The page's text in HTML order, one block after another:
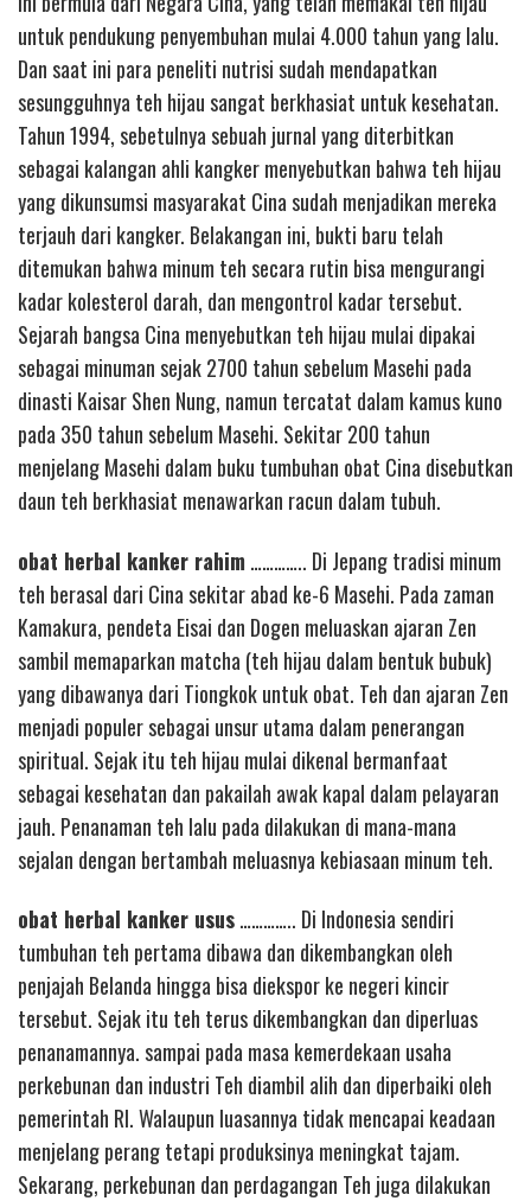
untuk pendukung penyembuhan mulai 4.000 tahun yang lalu.
Dan saat ini para peneliti nutrisi sudah mendapatkan
sesungguhnya teh hijau sangat berkhasiat untuk kesehatan.
Tahun 1994, sebetulnya sebuah jurnal yang diterbitkan
sebagai kalangan ahli kangker menyebutkan bahwa teh hijau
yang dikunsumsi masyarakat Cina sudah menjadikan mereka
terjauh dari kangker. Belakangan ini, bukti baru telah
ditemukan bahwa minum teh secara rutin bisa mengurangi
kadar kolesterol darah, dan mengontrol kadar tersebut.
Sejarah bangsa Cina menyebutkan teh hijau mulai dipakai
sebagai minuman sejak 2700 tahun sebelum Masehi pada
dinasti Kaisar Shen Nung, namun tercatat dalam kamus kuno
pada 350 tahun sebelum Masehi. Sekitar 200 tahun
menjelang Masehi dalam buku tumbuhan obat Cina disebutkan
daun teh berkhasiat menawarkan racun dalam tubuh.
obat herbal kanker rahim ………….. Di Jepang tradisi minum
teh berasal dari Cina sekitar abad ke-6 Masehi. Pada zaman
Kamakura, pendeta Eisai dan Dogen meluaskan ajaran Zen
sambil memaparkan matcha (teh hijau dalam bentuk bubuk)
yang dibawanya dari Tiongkok untuk obat. Teh dan ajaran Zen
menjadi populer sebagai unsur utama dalam penerangan
spiritual. Sejak itu teh hijau mulai dikenal bermanfaat
sebagai kesehatan dan pakailah awak kapal dalam pelayaran
jauh. Penanaman teh lalu pada dilakukan di mana-mana
sejalan dengan bertambah meluasnya kebiasaan minum teh.
obat herbal kanker usus………….. Di Indonesia sendiri
tumbuhan teh pertama dibawa dan dikembangkan oleh
penjajah Belanda hingga bisa diekspor ke negeri kincir
tersebut. Sejak itu teh terus dikembangkan dan diperluas
penanamannya. sampai pada masa kemerdekaan usaha
perkebunan dan industri Teh diambil alih dan diperbaiki oleh
pemerintah RI. Walaupun luasannya tidak mencapai keadaan
menjelang perang tetapi produksinya meningkat tajam.
Sekarang, perkebunan dan perdagangan Teh juga dilakukan